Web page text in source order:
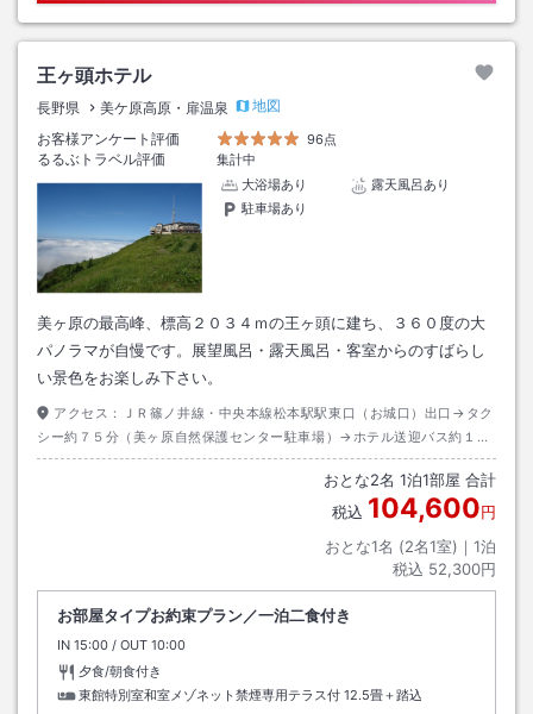
王ヶ頭ホテル
長野県 美ケ原高原・扉温泉
地図
お客様アンケート評価
96点
るるぶトラベル評価
集計中
大浴場あり
露天風呂あり
駐車場あり
美ヶ原の最高峰、標高２０３４ｍの王ヶ頭に建ち、３６０度の大
パノラマが自慢です。展望風呂・露天風呂・客室からのすばらし
い景色をお楽しみ下さい。
アクセス：
ＪＲ篠ノ井線・中央本線松本駅駅東口（お城口）出口→タク
シー約７５分（美ヶ原自然保護センター駐車場）→ホテル送迎バス約１５
分
おとな2名 1泊1部屋 合計
税込 104,600円
おとな1名 (2名1室)｜ 1泊
税込 52,300円
お部屋タイプお約束プラン／一泊二食付き
IN チェックイン
15:00 / OUT チェックアウト
10:00
夕食/朝食付き
東館特別室和室メゾネット禁煙専用テラス付 12.5畳＋踏込